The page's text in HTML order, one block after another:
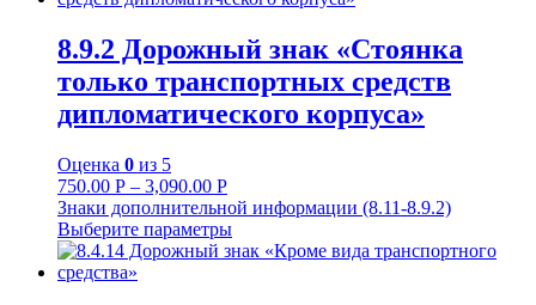
8.9.2 Дорожный знак «Стоянка
только транспортных средств
дипломатического корпуса»
Оценка 0 из 5
750.00 Р – 3,090.00 Р
Знаки дополнительной информации (8.11-8.9.2)
Выберите параметры